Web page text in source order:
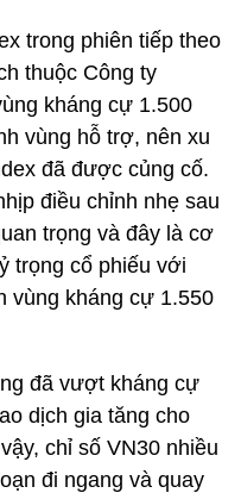
trong phiên tiếp theo
thuộc Công ty
kháng cự 1.500
vùng hỗ trợ, nên xu
đã được củng cố.
điều chỉnh nhẹ sau
trọng và đây là cơ
trọng cổ phiếu với
vùng kháng cự 1.550
đã vượt kháng cự
dịch gia tăng cho
chỉ số VN30 nhiều
đi ngang và quay